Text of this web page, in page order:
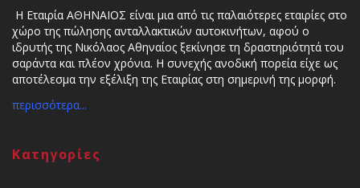
Η Εταιρία ΑΘΗΝΑΙΟΣ είναι μια από τις παλαιότερες εταιρίες στο
χώρο της πώλησης ανταλλακτικών αυτοκινήτων, αφού ο
ιδρυτής της Νικόλαος Αθηναίος ξεκίνησε τη δραστηριότητά του
σαράντα και πλέον χρόνια. Η συνεχής ανοδική πορεία είχε ως
αποτέλεσμα την εξέλιξη της Εταιρίας στη σημερινή της μορφή.
περισσότερα...
Κατηγορίες